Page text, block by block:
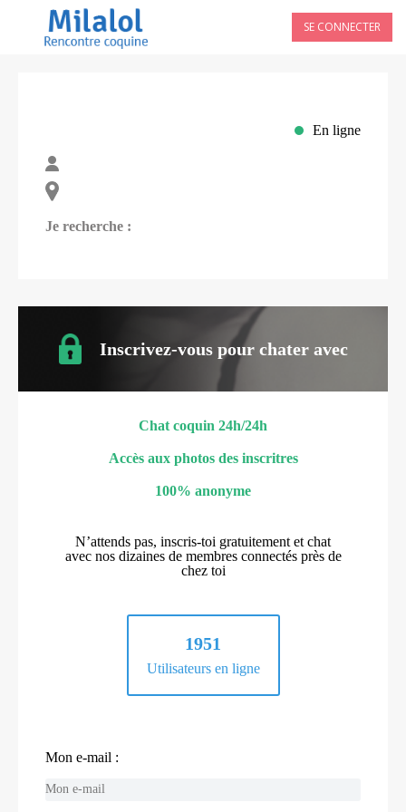
SE CONNECTER
En ligne
Je recherche :
Inscrivez-vous pour chater avec
Chat coquin 24h/24h
Accès aux photos des inscritres
100% anonyme
N’attends pas, inscris-toi gratuitement et chat
avec nos dizaines de membres connectés près de
chez toi
1951
Utilisateurs en ligne
Mon e-mail :